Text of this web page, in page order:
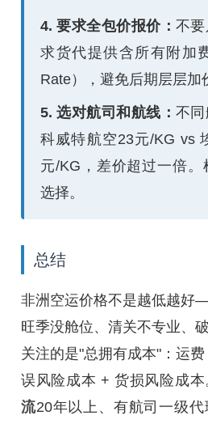
4. 要求全包价报价： 不
求货代提供含所有附加
Rate），避免后期层层加
5. 选对航司和航线： 不同
科威特航空23元/KG vs
元/KG，差价超过一倍
选择。
总结
非洲空运价格不是越低越
旺季没舱位、清关不专业、
关注的是"总拥有成本"：运
误风险成本 + 货损风险成
流20年以上、有航司一级